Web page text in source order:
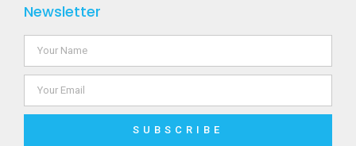
Newsletter
SUBSCRIBE